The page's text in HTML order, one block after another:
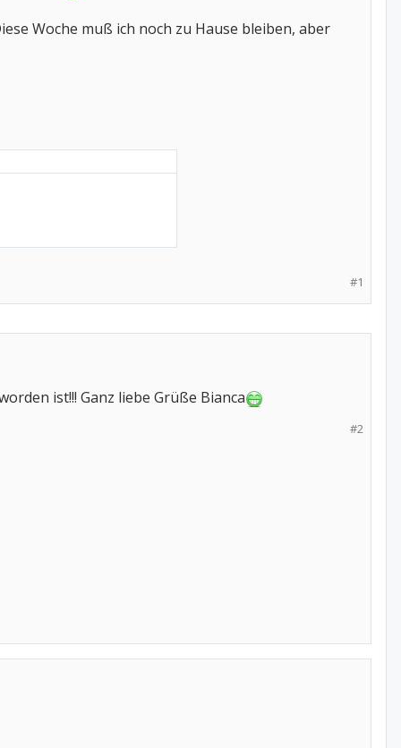
Woche muß ich noch zu Hause bleiben, aber
#1
ist!!! Ganz liebe Grüße Bianca
#2